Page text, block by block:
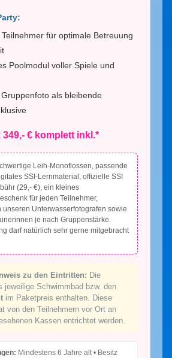
für optimale Betreuung
Poolmodul voller Spiele und
als bleibende
349,- € komplett inkl.*
Leih-Monoflossen, passende
SSI-Lernmaterial, offizielle SSI
(29,- €), ein kleines
für jeden Teilnehmer,
unseren Unterwasserfotografen sowie
je nach Gruppenstärke.
darf natürlich sehr gerne mitgebracht
zu den Eintritten: Die
jeweilige Schwimmbad bzw. den
im Paketpreis enthalten. Diese
von den Teilnehmern vor Ort an
Kassen entrichtet werden.
Mindestens 6 Jahre alt • Besitz